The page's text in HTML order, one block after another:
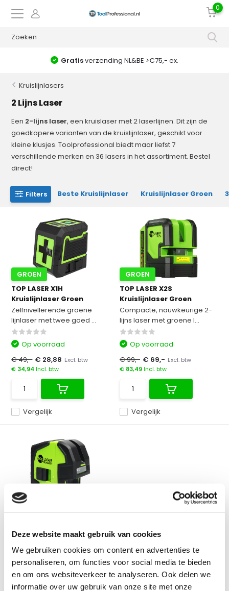
Deze website maakt gebruik van cookies
We gebruiken cookies om content en advertenties te
personaliseren, om functies voor social media te bieden
en om ons websiteverkeer te analyseren. Ook delen we
informatie over uw gebruik van onze site met onze
0
Gratisverzending NL&BE >€75,- ex.
Kruislijnlasers
2 Lijns Laser
Een 2-lijns laser, een kruislaser met 2 laserlijnen. Dit zijn de
goedkopere varianten van de kruislijnlaser, geschikt voor
kleine klusjes. Toolprofessional biedt maar liefst 7
verschillende merken en 36 lasers in het assortiment. Bestel
direct!
Filters Beste Kruislijnlaser Kruislijnlaser Groen
GROEN
TOP LASER X1H
Kruislijnlaser Groen
Zelfnivellerende groene
lijnlaser met twee goed ...
Vergelijk
Op voorraad
€ 49,- € 28,88 Excl. btw
€ 34,94 Incl. btw
GROEN
TOP LASER X2S
Kruislijnlaser Groen
Compacte, nauwkeurige 2-
lijns laser met groene l...
Vergelijk
Op voorraad
€ 99,- € 69,- Excl. btw
€ 83,49Incl. btw
GROEN
TOP LASER CrossDot Kruis
kruislijnlaser met twee gro...
Op voorraad
€ 149,- € 82,60 Excl. btw
€ 99,95Incl. btw